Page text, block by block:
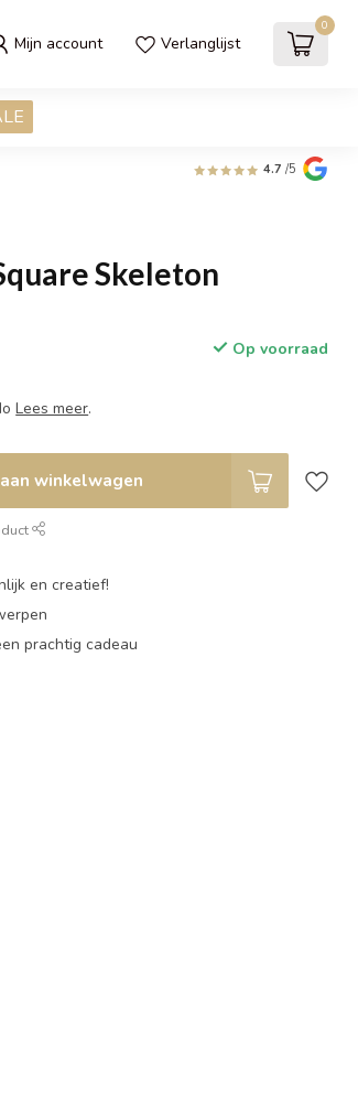
Mijn account Verlanglijst
0
4.7 /5
Skeleton
Op voorraad
Lees meer.
winkelwagen
en creatief!
prachtig cadeau